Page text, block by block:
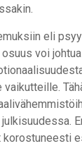
eli
voi